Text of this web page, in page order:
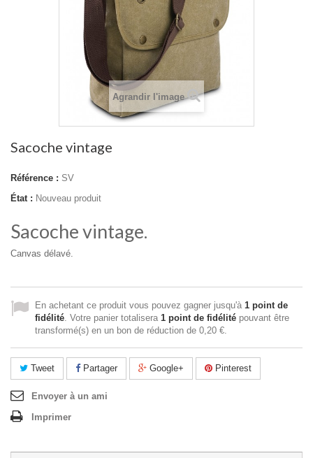
Agrandir l'image
Sacoche vintage
Référence : SV
État : Nouveau produit
Sacoche vintage.
Canvas délavé.
En achetant ce produit vous pouvez gagner jusqu'à 1 point de
fidélité. Votre panier totalisera 1 point de fidélité pouvant être
transformé(s) en un bon de réduction de 0,20 €.
Tweet Partager Google+ Pinterest
Envoyer à un ami
Imprimer